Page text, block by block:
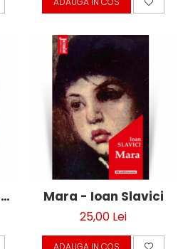
Mara - Ioan Slavici
25,00 Lei